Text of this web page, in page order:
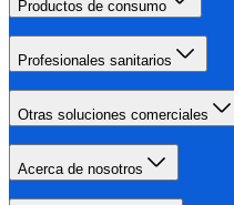
Productos de consumo
Profesionales sanitarios
Otras soluciones comerciales
Acerca de nosotros